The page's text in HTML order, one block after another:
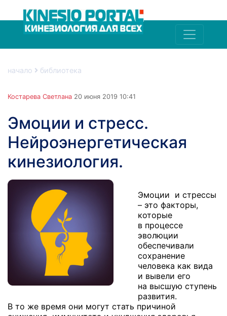
начало библиотека
Костарева Светлана 20 июня 2019 10:41
Эмоции и стресс.
Нейроэнергетическая
кинезиология.
Эмоции и стрессы
– это факторы,
которые
в процессе
эволюции
обеспечивали
сохранение
человека как вида
и вывели его
на высшую ступень
развития.
В то же время они могут стать причиной